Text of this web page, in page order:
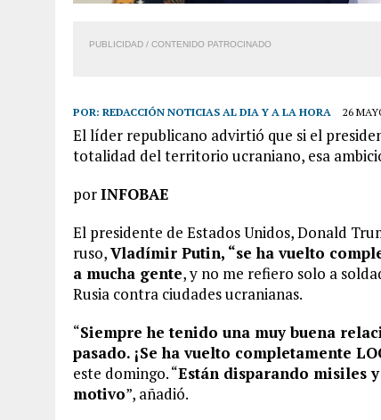
PUBLICIDAD / CONTENIDO PATROCINADO
POR: REDACCIÓN NOTICIAS AL DIA Y A LA HORA 26
El líder republicano advirtió que si el
totalidad del territorio ucraniano, esa
porINFOBAE
El presidente de Estados Unidos, Donald
ruso,Vladímir Putin, “se ha vuelto
a mucha gente, y no me refiero solo a
Rusia contra ciudades ucranianas.
“Siempre he tenido una muy buena
pasado. ¡Se ha vuelto completamente
este domingo. “Están disparando misiles
motivo”, añadió.